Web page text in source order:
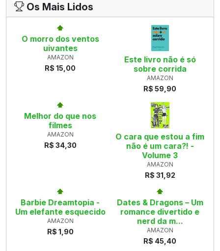
Os Mais Lidos
O morro dos ventos
uivantes
AMAZON
R$ 15,00
Este livro não é só
sobre corrida
AMAZON
R$ 59,90
Melhor do que nos
filmes
AMAZON
R$ 34,30
O cara que estou a fim
não é um cara?! -
Volume 3
AMAZON
R$ 31,92
Barbie Dreamtopia -
Um elefante esquecido
AMAZON
R$ 1,90
Dates & Dragons – Um
romance divertido e
nerd da m...
AMAZON
R$ 45,40